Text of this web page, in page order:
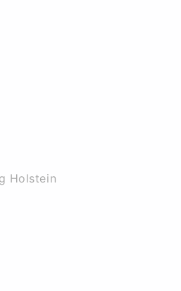
Holstein